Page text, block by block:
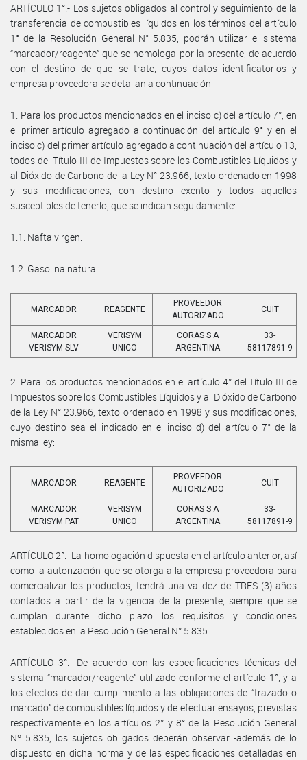
ARTÍCULO 1°.- Los sujetos obligados al control y seguimiento de la
transferencia de combustibles líquidos en los términos del artículo
1° de la Resolución General N° 5.835, podrán utilizar el sistema
“marcador/reagente” que se homologa por la presente, de acuerdo
con el destino de que se trate, cuyos datos identificatorios y
empresa proveedora se detallan a continuación:
1. Para los productos mencionados en el inciso c) del artículo 7°, en
el primer artículo agregado a continuación del artículo 9° y en el
inciso c) del primer artículo agregado a continuación del artículo 13,
todos del Título III de Impuestos sobre los Combustibles Líquidos y
al Dióxido de Carbono de la Ley N° 23.966, texto ordenado en 1998
y sus modificaciones, con destino exento y todos aquellos
susceptibles de tenerlo, que se indican seguidamente:
1.1. Nafta virgen.
1.2. Gasolina natural.
MARCADOR REAGENTE
PROVEEDOR
AUTORIZADO
CUIT
MARCADOR
VERISYM SLV
VERISYM
UNICO
CORAS S A
ARGENTINA
33-
58117891-9
2. Para los productos mencionados en el artículo 4° del Título III de
Impuestos sobre los Combustibles Líquidos y al Dióxido de Carbono
de la Ley N° 23.966, texto ordenado en 1998 y sus modificaciones,
cuyo destino sea el indicado en el inciso d) del artículo 7° de la
misma ley:
MARCADOR REAGENTE
PROVEEDOR
AUTORIZADO
CUIT
MARCADOR
VERISYM PAT
VERISYM
UNICO
CORAS S A
ARGENTINA
33-
58117891-9
ARTÍCULO 2°.- La homologación dispuesta en el artículo anterior, así
como la autorización que se otorga a la empresa proveedora para
comercializar los productos, tendrá una validez de TRES (3) años
contados a partir de la vigencia de la presente, siempre que se
cumplan durante dicho plazo los requisitos y condiciones
establecidos en la Resolución General N° 5.835.
ARTÍCULO 3°.- De acuerdo con las especificaciones técnicas del
sistema “marcador/reagente” utilizado conforme el artículo 1°, y a
los efectos de dar cumplimiento a las obligaciones de “trazado o
marcado” de combustibles líquidos y de efectuar ensayos, previstas
respectivamente en los artículos 2° y 8° de la Resolución General
Nº 5.835, los sujetos obligados deberán observar -además de lo
dispuesto en dicha norma y de las especificaciones detalladas en